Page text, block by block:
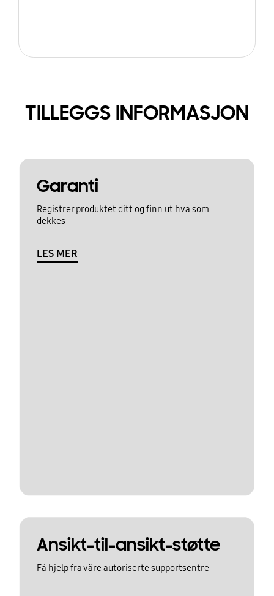
TILLEGGS INFORMASJON
Garanti
Registrer produktet ditt og finn ut hva som
dekkes
LES MER
Ansikt-til-ansikt-støtte
Få hjelp fra våre autoriserte supportsentre